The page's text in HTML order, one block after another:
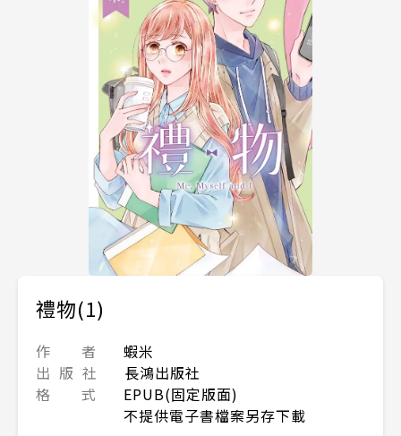
禮物(1)
作 者
蝦米
出 版 社
長鴻出版社
格 式
EPUB(固定版面)
不提供電子書檔案另存下載